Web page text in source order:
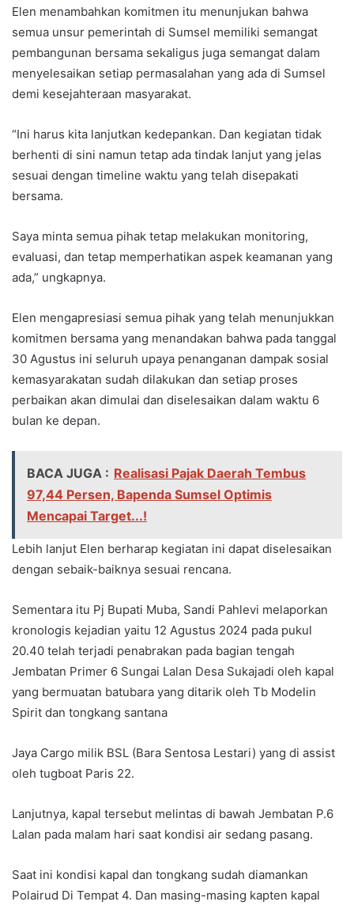
Elen menambahkan komitmen itu menunjukan bahwa
semua unsur pemerintah di Sumsel memiliki semangat
pembangunan bersama sekaligus juga semangat dalam
menyelesaikan setiap permasalahan yang ada di Sumsel
demi kesejahteraan masyarakat.
“Ini harus kita lanjutkan kedepankan. Dan kegiatan tidak
berhenti di sini namun tetap ada tindak lanjut yang jelas
sesuai dengan timeline waktu yang telah disepakati
bersama.
Saya minta semua pihak tetap melakukan monitoring,
evaluasi, dan tetap memperhatikan aspek keamanan yang
ada,” ungkapnya.
Elen mengapresiasi semua pihak yang telah menunjukkan
komitmen bersama yang menandakan bahwa pada tanggal
30 Agustus ini seluruh upaya penanganan dampak sosial
kemasyarakatan sudah dilakukan dan setiap proses
perbaikan akan dimulai dan diselesaikan dalam waktu 6
bulan ke depan.
BACA JUGA : Realisasi Pajak Daerah Tembus
97,44 Persen, Bapenda Sumsel Optimis
Mencapai Target...!
Lebih lanjut Elen berharap kegiatan ini dapat diselesaikan
dengan sebaik-baiknya sesuai rencana.
Sementara itu Pj Bupati Muba, Sandi Pahlevi melaporkan
kronologis kejadian yaitu 12 Agustus 2024 pada pukul
20.40 telah terjadi penabrakan pada bagian tengah
Jembatan Primer 6 Sungai Lalan Desa Sukajadi oleh kapal
yang bermuatan batubara yang ditarik oleh Tb Modelin
Spirit dan tongkang santana
Jaya Cargo milik BSL (Bara Sentosa Lestari) yang di assist
oleh tugboat Paris 22.
Lanjutnya, kapal tersebut melintas di bawah Jembatan P.6
Lalan pada malam hari saat kondisi air sedang pasang.
Saat ini kondisi kapal dan tongkang sudah diamankan
Polairud Di Tempat 4. Dan masing-masing kapten kapal